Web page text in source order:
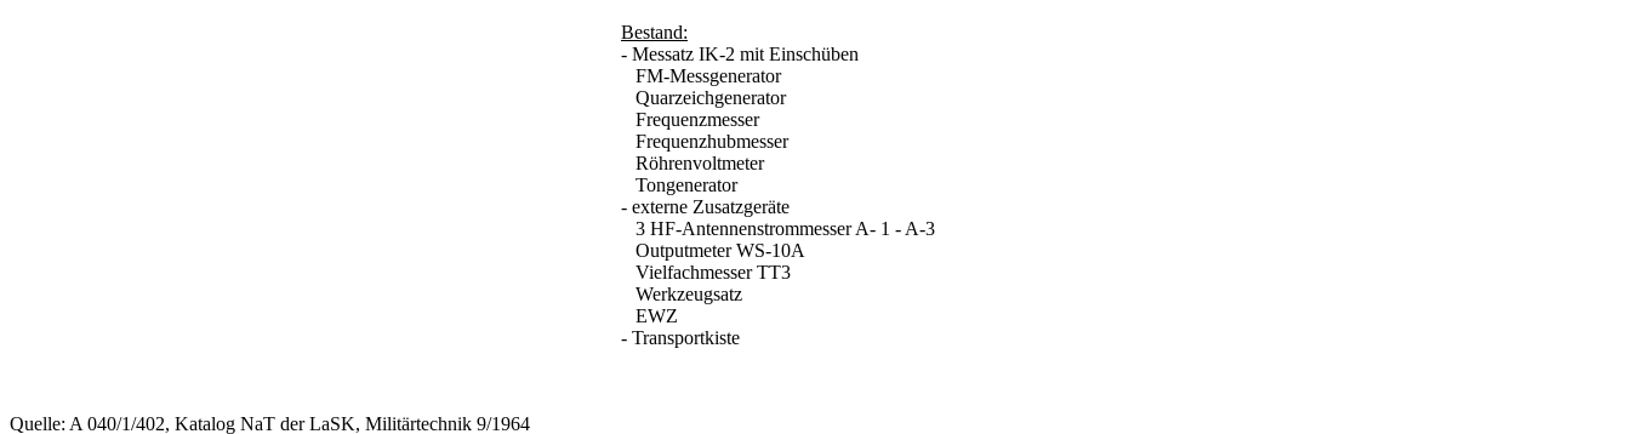
Bestand:
- Messatz IK-2 mit Einschüben
FM-Messgenerator
Quarzeichgenerator
Frequenzmesser
Frequenzhubmesser
Röhrenvoltmeter
Tongenerator
- externe Zusatzgeräte
3 HF-Antennenstrommesser A- 1 - A-3
Outputmeter WS-10A
Vielfachmesser TT3
Werkzeugsatz
EWZ
- Transportkiste
Quelle: A 040/1/402, Katalog NaT der LaSK, Militärtechnik 9/1964